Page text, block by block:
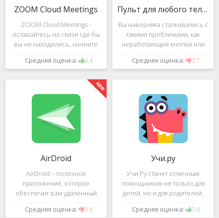
ZOOM Cloud Meetings
ZOOM Cloud Meetings -
оставайтесь на связи где бы
вы не находились, начните
свою или присоединитесь к
видеоконференции с
высококачественным
изображением. Столь
Средняя оценка: 4.4
Пульт для любого телевизора
Вы наверняка сталкивались с
такими проблемами, как
неработающие кнопки или
разряженные батарейки на
вашем пульте от
с помощью приложения
"Пульт для
Средняя оценка: 3.7
AirDroid
AirDroid – полезное
приложение, которое
обеспечит вам удаленный
доступ к вашему смартфону
или планшету при помощи
Средняя оценка: 3.9
Учи.ру
Учи.Ру станет отличным
помощником не только для
детей, но и для родителей.
Это приложение заточено
под изучение различного
Средняя оценка: 5.0